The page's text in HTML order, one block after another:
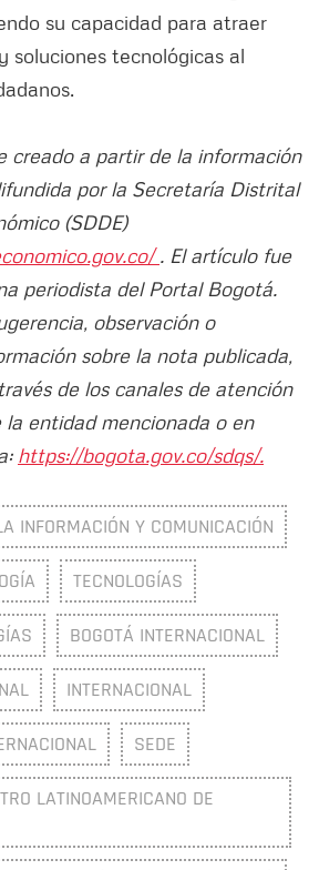
su capacidad para atraer
soluciones tecnológicas al
creado a partir de la información
por la Secretaría Distrital
(SDDE)
. El artículo fue
periodista del Portal Bogotá.
observación o
sobre la nota publicada,
de los canales de atención
la entidad mencionada o en
https://bogota.gov.co/sdqs/.
INFORMACIÓN Y COMUNICACIÓN
TECNOLOGÍAS
BOGOTÁ INTERNACIONAL
INTERNACIONAL
SEDE
LATINOAMERICANO DE